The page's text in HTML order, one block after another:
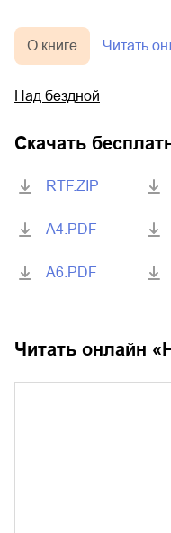
О книге Читать
Над бездной
Скачать
RTF.ZIP
A4.PDF
A6.PDF
Читать онлайн «